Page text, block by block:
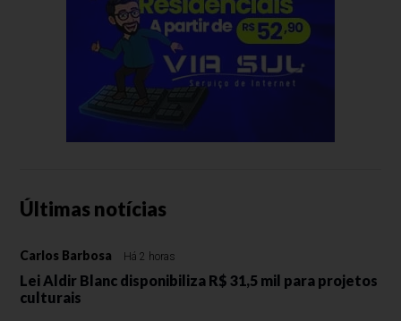
Últimas notícias
Carlos Barbosa Há 2 horas
Lei Aldir Blanc disponibiliza R$ 31,5 mil para projetos
culturais